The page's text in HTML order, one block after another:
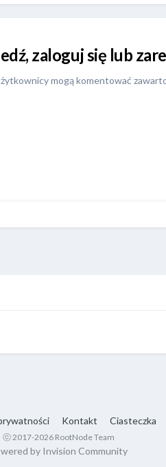
zaloguj się lub
mogą komentować
Kontakt Ciasteczka
ⓒ 2017-2026 RootNode Team
by Invision Community